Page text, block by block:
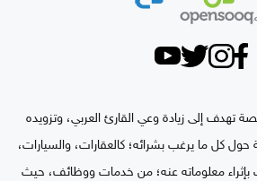
تهدف إلى زيادة وعي القارئ العربي، وتزويده
كل ما يرغب بشرائه؛ كالعقارات، والسيارات،
بإثراء معلوماته عنه؛ من خدمات ووظائف، حيث